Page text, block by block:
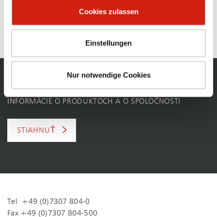
Cookies zulassen
Einstellungen
Nur notwendige Cookies
s množstvom rôznych filtračných technológií a na mieru
účely. Každá aplikácia má svoje špecifické požiadavky.
KATALÓGY ESTA
INFORMÁCIE O PRODUKTOCH A O SPOLOČNOSTI
STIAHNUŤ
Tel +49 (0)7307 804-0
Fax +49 (0)7307 804-500